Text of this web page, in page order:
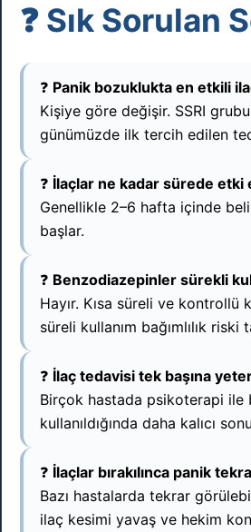
❓ Sık Sorulan
❓ Panik bozuklukta en etkili
Kişiye göre değişir. SSRI
günümüzde ilk tercih edilen
❓ İlaçlar ne kadar sürede etki
Genellikle 2–6 hafta içinde
başlar.
❓ Benzodiazepinler sürekli
Hayır. Kısa süreli ve kontrollü
süreli kullanım bağımlılık riski
❓ İlaç tedavisi tek başına
Birçok hastada psikoterapi ile
kullanıldığında daha kalıcı
❓ İlaçlar bırakılınca panik
Bazı hastalarda tekrar
ilaç kesimi yavaş ve hekim